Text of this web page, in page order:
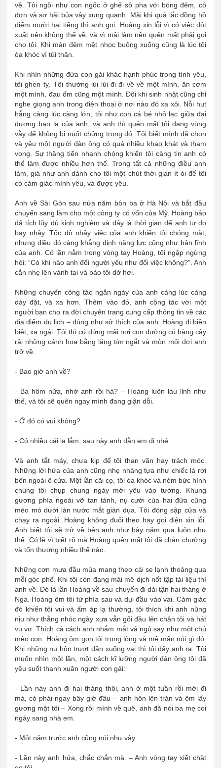
về. Tôi ngồi như con ngốc ở ghế sô pha với bóng đêm, cô
đơn và sợ hãi bủa vây xung quanh. Mãi khi quả lắc đồng hồ
điểm mười hai tiếng thì anh gọi. Hoàng xin lỗi vì có việc đột
xuất nên không thể về, và vì mải làm nên quên mất phải gọi
cho tôi. Khi màn đêm mệt nhọc buông xuống cũng là lúc tôi
òa khóc vì tủi thân.
Khi nhìn những đứa con gái khác hạnh phúc trong tình yêu,
tôi ghen tỵ. Tôi thường lủi lủi đi đi về về một mình, ăn cơm
một mình, đau ốm cũng một mình. Đôi khi sinh nhật cũng chỉ
nghe giọng anh trong điện thoại ở nơi nào đó xa xôi. Nỗi hụt
hẫng càng lúc càng lớn, tôi như con cá bé nhỏ lạc giữa đại
dương bao la của anh, và anh thì quên mất tôi đang vùng
vẫy để không bị nuốt chửng trong đó. Tôi biết mình đã chọn
và yêu một người đàn ông có quá nhiều khao khát và tham
vọng. Sự thăng tiến nhanh chóng khiến tôi càng tin anh có
thể làm được nhiều hơn thế. Trong tất cả những điều anh
làm, giá như anh dành cho tôi một chút thời gian ít ỏi để tôi
có cảm giác mình yêu, và được yêu.
Anh về Sài Gòn sau nửa năm bôn ba ở Hà Nội và bắt đầu
chuyển sang làm cho một công ty có vốn của Mỹ. Hoàng bảo
đã tích lũy đủ kinh nghiệm và đây là thời gian để anh tự do
bay nhảy. Tốc độ nhảy việc của anh khiến tôi chóng mặt,
nhưng điều đó càng khẳng định năng lực cũng như bản lĩnh
của anh. Có lần nằm trong vòng tay Hoàng, tôi ngập ngừng
hỏi: “Có khi nào anh đổi người yêu như đổi việc không?”. Anh
cắn nhẹ lên vành tai và bảo tôi dở hơi.
Những chuyến công tác ngắn ngày của anh càng lúc càng
dày đặt, và xa hơn. Thêm vào đó, anh cộng tác với một
người bạn cho ra đời chuyên trang cung cấp thông tin về các
địa điểm du lịch – đúng như sở thích của anh. Hoàng đi biền
biệt, xa ngái. Tôi thì cứ đứng mãi nơi con đường có hàng cây
rải những cánh hoa bằng lăng tím ngắt và mòn mỏi đợi anh
trở về.
- Bao giờ anh về?
- Ba hôm nữa, nhớ anh rồi hả? – Hoàng luôn láu lỉnh như
thế, và tôi sẽ quên ngay mình đang giận dỗi.
- Ở đó có vui không?
- Có nhiều cái lạ lắm, sau này anh dẫn em đi nhé.
Và anh tắt máy, chưa kịp để tôi than vãn hay trách móc.
Những lời hứa của anh cũng nhẹ nhàng tựa như chiếc lá rơi
bên ngoài ô cửa. Một lần cãi cọ, tôi òa khóc và ném bức hình
chúng tôi chụp chung ngày mới yêu vào tường. Khung
gương phía ngoài vỡ tan tành, nụ cười của hai đứa cũng
méo mó dưới làn nước mắt giàn dụa. Tôi đóng sập cửa và
chạy ra ngoài. Hoàng không đuổi theo hay gọi điện xin lỗi.
Anh biết tôi sẽ trở về bên anh như bảy năm qua luôn như
thế. Có lẽ vì biết rõ mà Hoàng quên mất tôi đã chán chường
và tổn thương nhiều thế nào.
Những cơn mưa đầu mùa mang theo cái se lạnh thoáng qua
mỗi góc phố. Khi tôi còn đang mải mê dịch nốt tập tài liệu thì
anh về. Đó là lần Hoàng về sau chuyến đi dài tận hai tháng ở
Nga. Hoàng ôm tôi từ phía sau và dụi đầu vào vai. Cảm giác
đó khiến tôi vui và ấm áp lạ thường, tôi thích khi anh nũng
nịu như thằng nhóc ngày xưa vẫn gối đầu lên chân tôi và hát
vu vơ. Thích cả cách anh nhắm mắt và ngủ say như một chú
mèo con. Hoàng ôm gọn tôi trong lòng và mê mẩn nói gì đó.
Khi những nụ hôn trượt dần xuống vai thì tôi đẩy anh ra. Tôi
muốn nhìn một lần, một cách kĩ lưỡng người đàn ông tôi đã
yêu suốt thanh xuân người con gái:
- Lần này anh đi hai tháng thôi, anh ở một tuần rồi mới đi
mà, có phải ngay bây giờ đâu – anh hôn lên trán và ôm lấy
gương mặt tôi – Xong rồi mình về quê, anh đã nói ba mẹ coi
ngày sang nhà em.
- Một năm trước anh cũng nói như vậy.
- Lần này anh hứa, chắc chắn mà. – Anh vòng tay xiết chặt